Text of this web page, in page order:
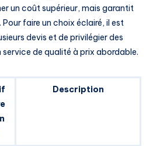
un coût supérieur, mais garantit
faire un choix éclairé, il est
devis et de privilégier des
de qualité à prix abordable.
Description